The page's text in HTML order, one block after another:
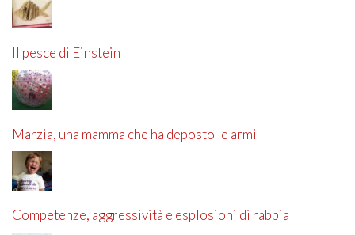
Il pesce di Einstein
Marzia, una mamma che ha deposto le armi
Competenze, aggressività e esplosioni di rabbia